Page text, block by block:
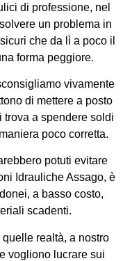
di professione, nel
un problema in
che da lì a poco il
forma peggiore.
vivamente
di mettere a posto
a spendere soldi
poco corretta.
potuti evitare
Idrauliche Assago, è
a basso costo,
scadenti.
realtà, a nostro
vogliono lucrare sui